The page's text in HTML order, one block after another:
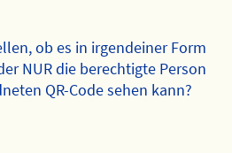
ob es in irgendeiner Form
NUR die berechtigte Person
QR-Code sehen kann?